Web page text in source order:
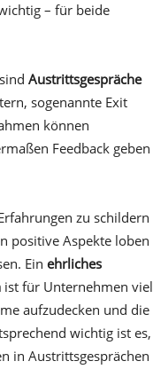
– für beide
Austrittsgespräche
sogenannte Exit
können
Feedback geben
zu schildern
positive Aspekte loben
Ein ehrliches
ist für Unternehmen viel
aufzudecken und die
wichtig ist es,
in Austrittsgesprächen